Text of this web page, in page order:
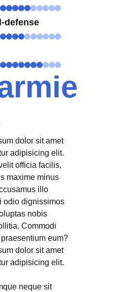
defense
dolor sit amet
adipisicing elit.
officia facilis,
maxime minus
illo
odio dignissimos
nobis
Commodi
eum?
dolor sit amet
adipisicing elit.
neque sit